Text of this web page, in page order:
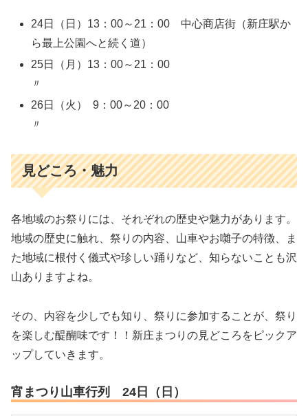
24日（日）13：00～21：00 中心商店街（新庄駅か
ら最上公園へと続く道）
25日（月）13：00～21：00
〃
26日（火） 9：00～20：00
〃
見どころ・魅力
各地域のお祭りには、それぞれの歴史や魅力があります。
地域の歴史に触れ、祭りの内容、山車やお囃子の特徴、ま
た地域に根付く儀式や珍しい踊りなど、知らないことも沢
山ありますよね。
その、内容を少しでも知り、祭りに参加することが、祭り
を楽しむ醍醐味です！！新庄まつりの見どころをピックア
ップしていきます。
宵まつり山車行列 24日（日）